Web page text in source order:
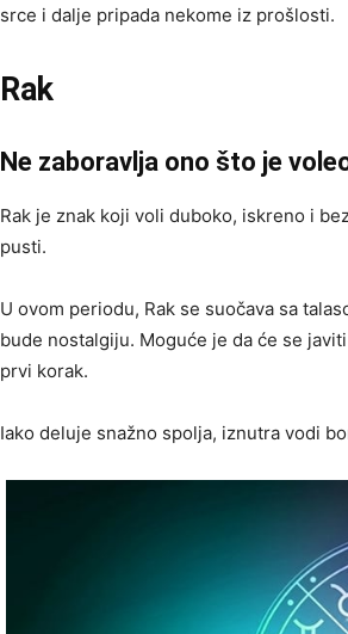
srce i dalje pripada nekome iz prošlosti.
Rak
Ne zaboravlja ono što je
Rak je znak koji voli duboko, iskreno i
pusti.
U ovom periodu, Rak se suočava sa
bude nostalgiju. Moguće je da će se
prvi korak.
Iako deluje snažno spolja, iznutra vodi